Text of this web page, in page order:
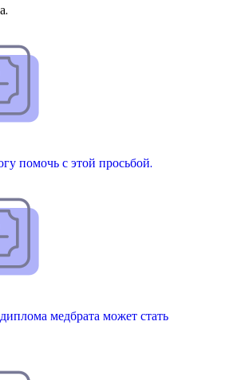
помочь с этой просьбой.
медбрата может стать